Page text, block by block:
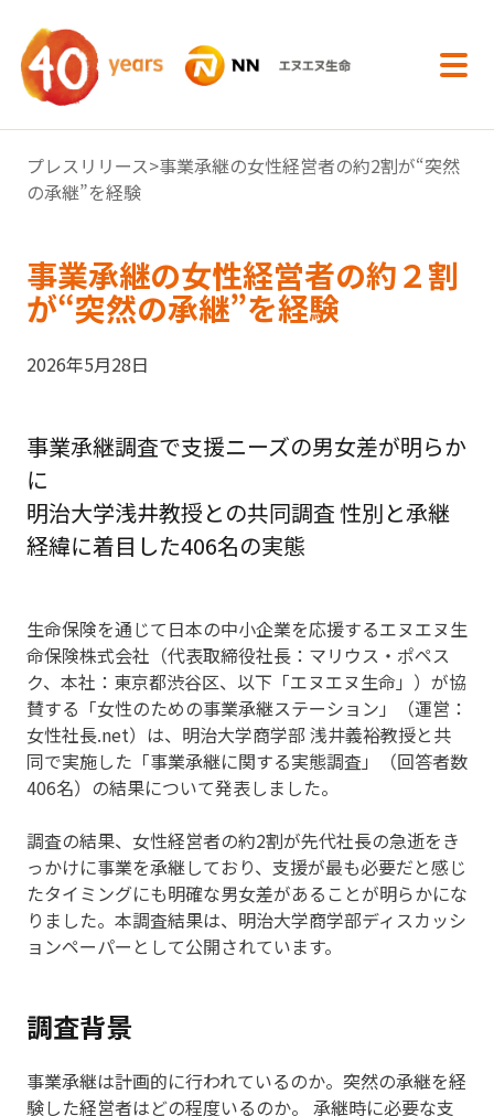
プレスリリース>事業承継の女性経営者の約2割が“突然
の承継”を経験
事業承継の女性経営者の約２割
が“突然の承継”を経験
2026年5月28日
事業承継調査で支援ニーズの男女差が明らか
に
明治大学浅井教授との共同調査 性別と承継
経緯に着目した406名の実態
生命保険を通じて日本の中小企業を応援するエヌエヌ生
命保険株式会社（代表取締役社長：マリウス・ポペス
ク、本社：東京都渋谷区、以下「エヌエヌ生命」）が協
賛する「女性のための事業承継ステーション」（運営：
女性社長.net）は、明治大学商学部 浅井義裕教授と共
同で実施した「事業承継に関する実態調査」（回答者数
406名）の結果について発表しました。
調査の結果、女性経営者の約2割が先代社長の急逝をき
っかけに事業を承継しており、支援が最も必要だと感じ
たタイミングにも明確な男女差があることが明らかにな
りました。本調査結果は、明治大学商学部ディスカッシ
ョンペーパーとして公開されています。
調査背景
事業承継は計画的に行われているのか。突然の承継を経
験した経営者はどの程度いるのか。 承継時に必要な支